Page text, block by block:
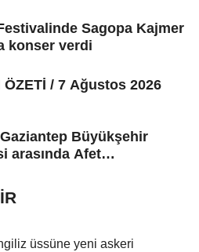
Sagopa Kajmer
konser verdi
ÖZETİ / 7 Ağustos 2026
Büyükşehir
arasında Afet
üssüne yeni askeri